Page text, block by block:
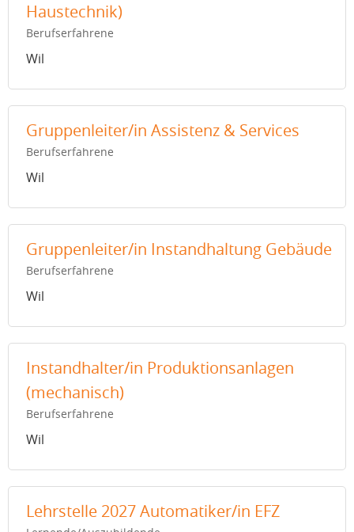
Haustechnik)
Berufserfahrene
Wil
Gruppenleiter/in Assistenz & Services
Berufserfahrene
Wil
Gruppenleiter/in Instandhaltung Gebäude
Berufserfahrene
Wil
Instandhalter/in Produktionsanlagen
(mechanisch)
Berufserfahrene
Wil
Lehrstelle 2027 Automatiker/in EFZ